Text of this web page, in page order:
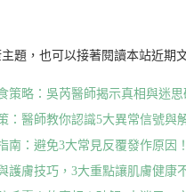
題，也可以接著閱讀本站近期
策略：吳芮醫師揭示真相與迷思
：醫師教你認識5大異常信號與
南：避免3大常見反覆發作原因
護膚技巧，3大重點讓肌膚健康